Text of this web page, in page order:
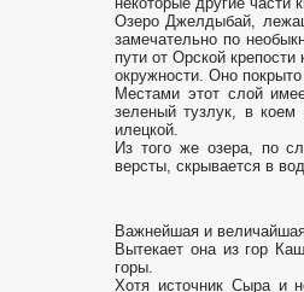
Озеро Джелдыбай,
замечательно по
пути от Орской
окружности. Оно
Местами этот слой
зеленый тузлук, в
илецкой.
Из того же озера, по
версты, скрывается в
Важнейшая и
Вытекает она из гор
горы.
Хотя источник Сыра и